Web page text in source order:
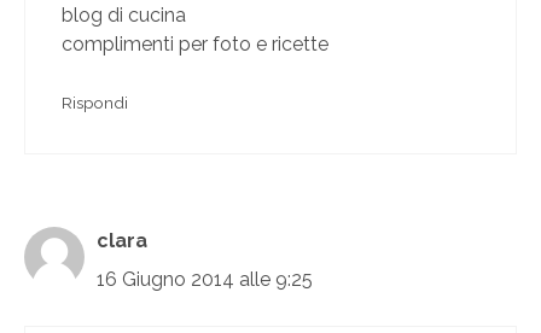
blog di cucina
complimenti per foto e ricette
Rispondi
clara
16 Giugno 2014 alle 9:25